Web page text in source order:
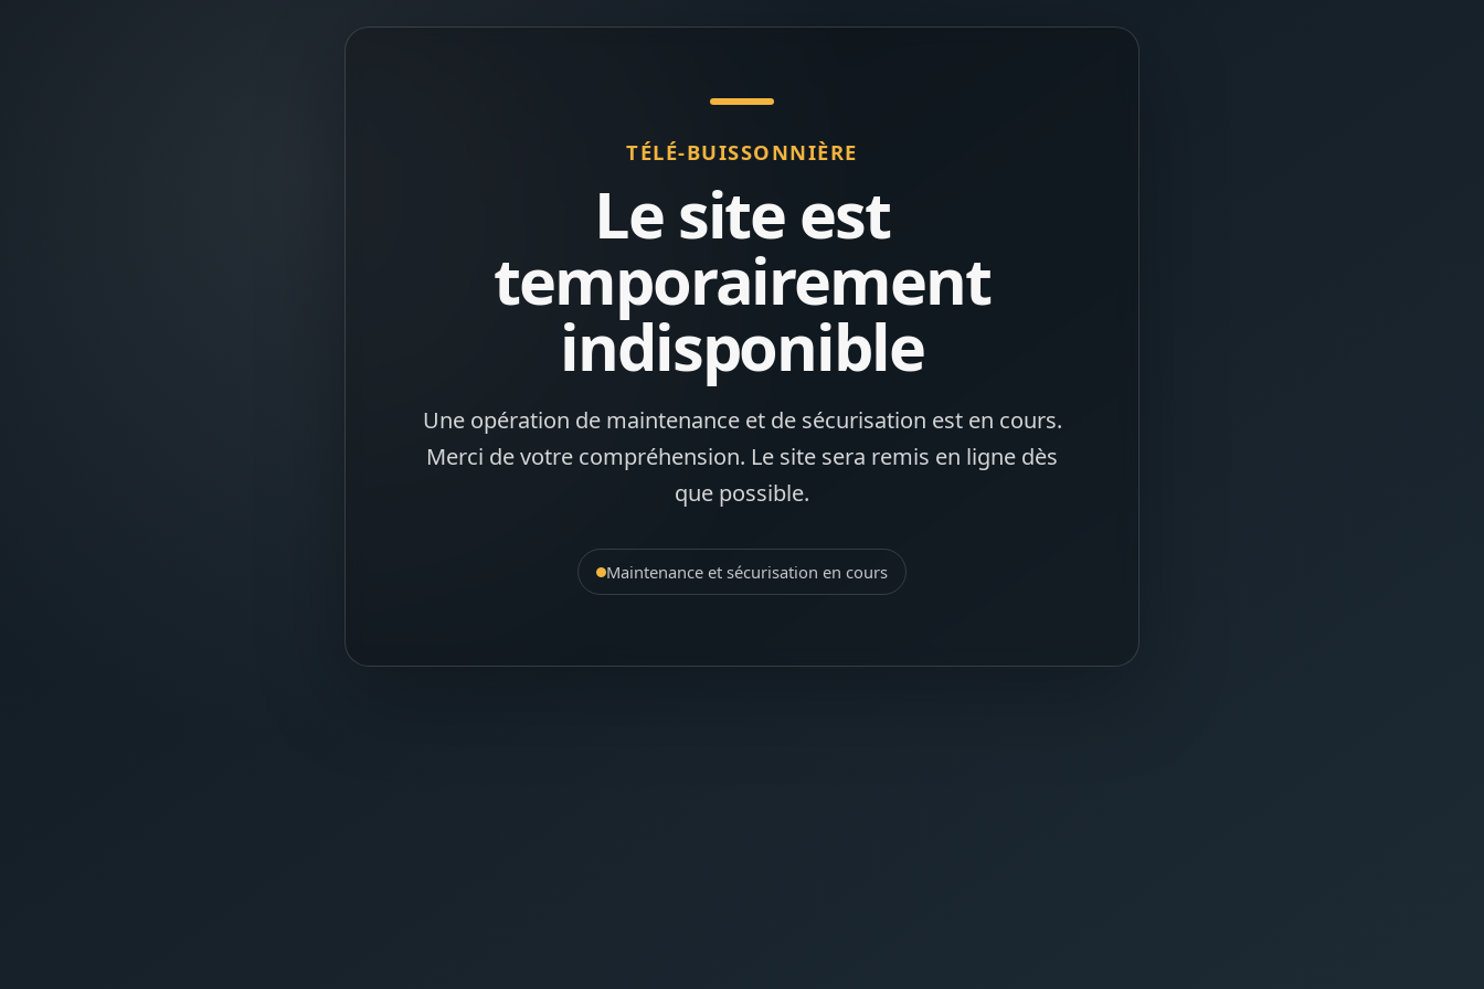
TÉLÉ-BUISSONNIÈRE
Le site est
temporairement
indisponible
Une opération de maintenance et de sécurisation est en cours.
Merci de votre compréhension. Le site sera remis en ligne dès
que possible.
Maintenance et sécurisation en cours